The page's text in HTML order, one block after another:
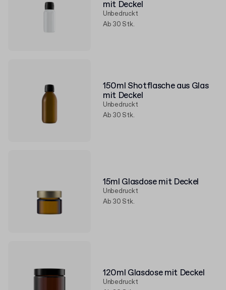
mit Deckel
Unbedruckt
Ab 30 Stk.
150ml Shotflasche aus Glas
mit Deckel
Unbedruckt
Ab 30 Stk.
15ml Glasdose mit Deckel
Unbedruckt
Ab 30 Stk.
120ml Glasdose mit Deckel
Unbedruckt